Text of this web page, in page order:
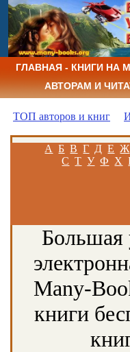
ГЛАВНАЯ - КНИГИ НА
АВТОРАМ И
ТОП авторов и книг
А Б В Г Д Е Ж
С Т У Ф Х
Большая
Many-
книги